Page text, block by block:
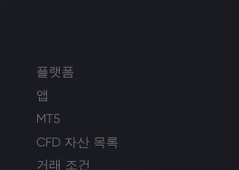
플랫폼
앱
MT5
CFD 자산 목록
거래 조건